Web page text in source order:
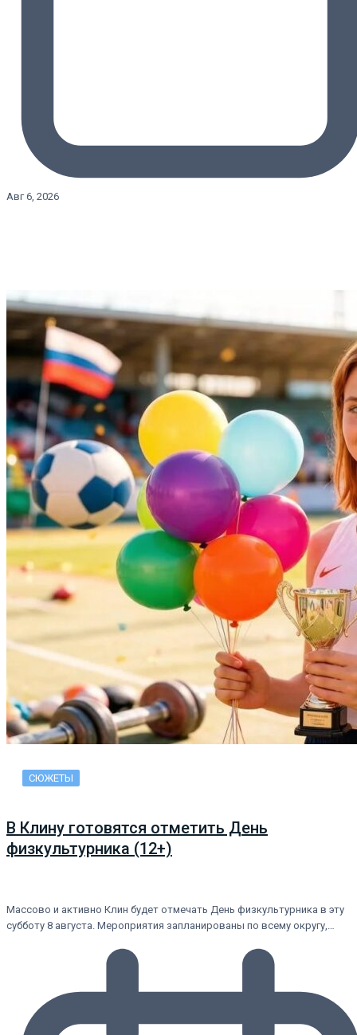
Авг 6, 2026
СЮЖЕТЫ
В Клину готовятся отметить День
физкультурника (12+)
Массово и активно Клин будет отмечать День физкультурника в эту
субботу 8 августа. Мероприятия запланированы по всему округу,…